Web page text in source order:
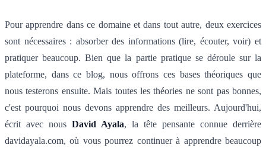
Pour apprendre dans ce domaine et dans tout autre, deux exercices
sont nécessaires : absorber des informations (lire, écouter, voir) et
pratiquer beaucoup. Bien que la partie pratique se déroule sur la
plateforme, dans ce blog, nous offrons ces bases théoriques que
nous testerons ensuite. Mais toutes les théories ne sont pas bonnes,
c'est pourquoi nous devons apprendre des meilleurs. Aujourd'hui,
écrit avec nous David Ayala, la tête pensante connue derrière
davidayala.com, où vous pourrez continuer à apprendre beaucoup